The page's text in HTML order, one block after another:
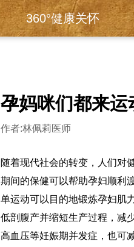
360°健康关怀
孕妈咪们都来
作者:林佩莉医师
随着现代社会的转变，人们对
期间的保健可以帮助孕妇顺利
单运动可以目的地锻炼孕妇肌
低剖腹产并缩短生产过程，减
高血压等妊娠期并发症，也可